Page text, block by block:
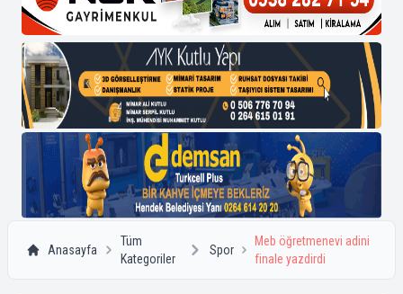
Anasayfa
Tüm
Kategoriler
Spor
Meb öğretmenevi adini
finale yazdirdi